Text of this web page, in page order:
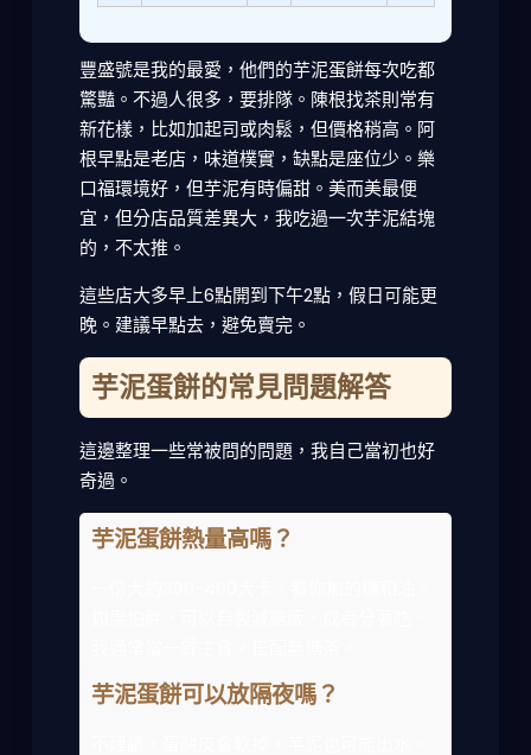
豐盛號是我的最愛，他們的芋泥蛋餅每次吃都
驚豔。不過人很多，要排隊。陳根找茶則常有
新花樣，比如加起司或肉鬆，但價格稍高。阿
根早點是老店，味道樸實，缺點是座位少。樂
口福環境好，但芋泥有時偏甜。美而美最便
宜，但分店品質差異大，我吃過一次芋泥結塊
的，不太推。
這些店大多早上6點開到下午2點，假日可能更
晚。建議早點去，避免賣完。
芋泥蛋餅的常見問題解答
這邊整理一些常被問的問題，我自己當初也好
奇過。
芋泥蛋餅熱量高嗎？
芋泥蛋餅可以放隔夜嗎？